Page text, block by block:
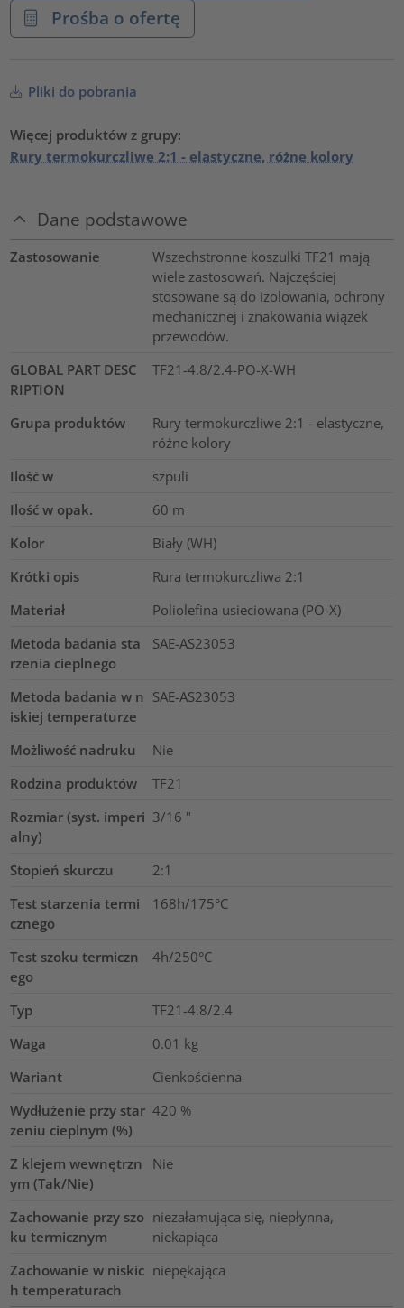
Prośba o ofertę
Pliki do pobrania
Więcej produktów z grupy:
Rury termokurczliwe 2:1 - elastyczne, różne kolory
Dane podstawowe
Zastosowanie
Wszechstronne koszulki TF21 mają
wiele zastosowań. Najczęściej
stosowane są do izolowania, ochrony
mechanicznej i znakowania wiązek
przewodów.
GLOBAL PART DESC
RIPTION
TF21-4.8/2.4-PO-X-WH
Grupa produktów
Rury termokurczliwe 2:1 - elastyczne,
różne kolory
Ilość w
szpuli
Ilość w opak.
60 m
Kolor
Biały (WH)
Krótki opis
Rura termokurczliwa 2:1
Materiał
Poliolefina usieciowana (PO-X)
Metoda badania sta
rzenia cieplnego
SAE-AS23053
Metoda badania w n
iskiej temperaturze
SAE-AS23053
Możliwość nadruku
Nie
Rodzina produktów
TF21
Rozmiar (syst. imperi
alny)
3/16 "
Stopień skurczu
2:1
Test starzenia termi
cznego
168h/175°C
Test szoku termiczn
ego
4h/250°C
Typ
TF21-4.8/2.4
Waga
0.01 kg
Wariant
Cienkościenna
Wydłużenie przy star
zeniu cieplnym (%)
420 %
Z klejem wewnętrzn
ym (Tak/Nie)
Nie
Zachowanie przy szo
ku termicznym
niezałamująca się, niepłynna,
niekapiąca
Zachowanie w niskic
h temperaturach
niepękająca